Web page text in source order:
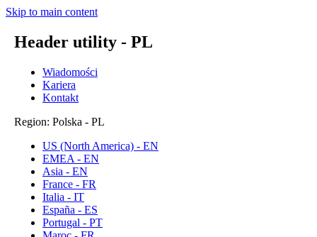
Skip to main content
Header utility - PL
Wiadomości
Kariera
Kontakt
Region: Polska - PL
US (North America) - EN
EMEA - EN
Asia - EN
France - FR
Italia - IT
España - ES
Portugal - PT